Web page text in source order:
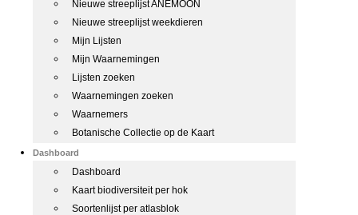
Nieuwe streeplijst ANEMOON
Nieuwe streeplijst weekdieren
Mijn Lijsten
Mijn Waarnemingen
Lijsten zoeken
Waarnemingen zoeken
Waarnemers
Botanische Collectie op de Kaart
Dashboard
Dashboard
Kaart biodiversiteit per hok
Soortenlijst per atlasblok